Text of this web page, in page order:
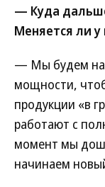
— Куда
Меняется ли у
— Мы будем
мощности,
продукции «в
работают с
момент мы
начинаем